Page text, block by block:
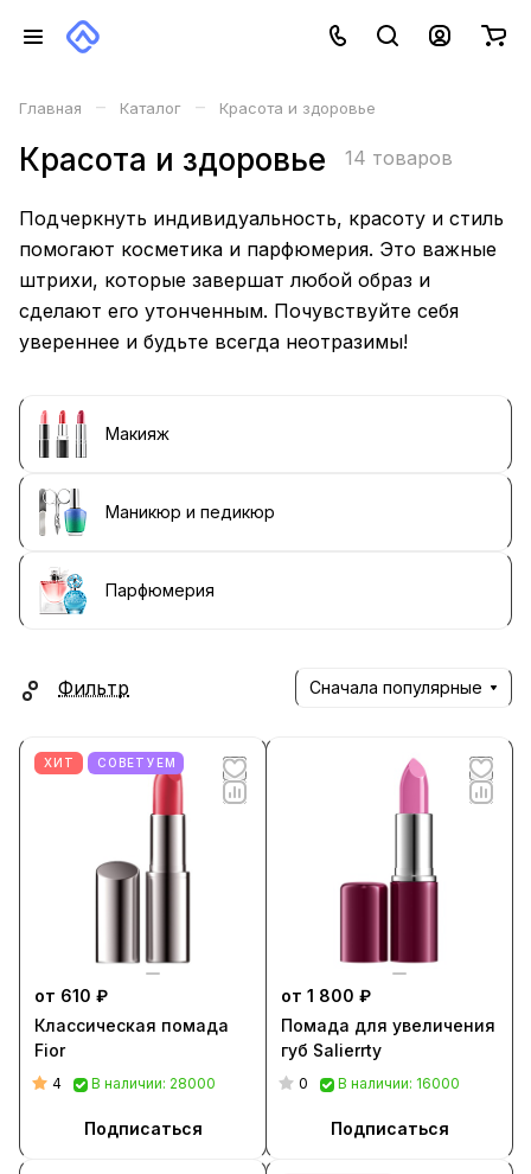
Главная – Каталог – Красота и здоровье
Красота и здоровье 14 товаров
Подчеркнуть индивидуальность, красоту и стиль
помогают косметика и парфюмерия. Это важные
штрихи, которые завершат любой образ и
сделают его утонченным. Почувствуйте себя
увереннее и будьте всегда неотразимы!
Макияж
Маникюр и педикюр
Парфюмерия
Фильтр Сначала популярные
ХИТ СОВЕТУЕМ
от 610 ₽
Классическая помада
Fior
4 В наличии: 28000
Подписаться
от 1 800 ₽
Помада для увеличения
губ Salierrty
0 В наличии: 16000
Подписаться